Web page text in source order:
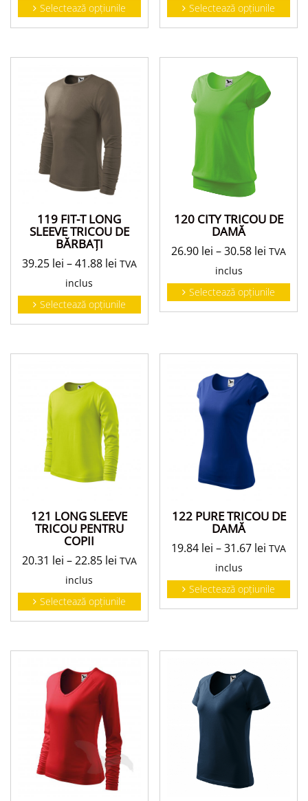
Selectează opțiunile
Selectează opțiunile
119 FIT-T LONG
SLEEVE TRICOU DE
BĂRBAŢI
39.25 lei –41.88 lei TVA
inclus
Selectează opțiunile
120 CITY TRICOU DE
DAMĂ
26.90 lei –30.58 lei TVA
inclus
Selectează opțiunile
121 LONG SLEEVE
TRICOU PENTRU
COPII
20.31 lei –22.85 lei TVA
inclus
Selectează opțiunile
122 PURE TRICOU DE
DAMĂ
19.84 lei –31.67 lei TVA
inclus
Selectează opțiunile